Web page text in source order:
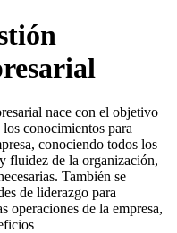
nace con el objetivo
conocimientos para
conociendo todos los
fluidez de la organización,
También se
de liderazgo para
operaciones de la empresa,